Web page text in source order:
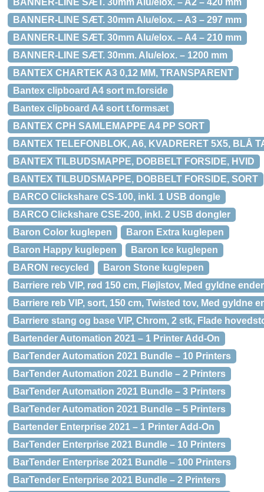
BANNER-LINE SÆT. 30mm Alu/elox. – A2 – 420 mm
BANNER-LINE SÆT. 30mm Alu/elox. – A3 – 297 mm
BANNER-LINE SÆT. 30mm Alu/elox. – A4 – 210 mm
BANNER-LINE SÆT. 30mm. Alu/elox. – 1200 mm
BANTEX CHARTEK A3 0,12 MM, TRANSPARENT
Bantex clipboard A4 sort m.forside
Bantex clipboard A4 sort t.formsæt
BANTEX CPH SAMLEMAPPE A4 PP SORT
BANTEX TELEFONBLOK, A6, KVADRERET 5X5, BLÅ
BANTEX TILBUDSMAPPE, DOBBELT FORSIDE, HVID
BANTEX TILBUDSMAPPE, DOBBELT FORSIDE, SORT
BARCO Clickshare CS-100, inkl. 1 USB dongle
BARCO Clickshare CSE-200, inkl. 2 USB dongler
Baron Color kuglepen
Baron Extra kuglepen
Baron Happy kuglepen
Baron Ice kuglepen
BARON recycled
Baron Stone kuglepen
Barriere reb VIP, rød 150 cm, Fløjlstov, Med gyldne
Barriere reb VIP, sort, 150 cm, Twisted tov, Med gyldne
Barriere stang og base VIP, Chrom, 2 stk, Flade
Bartender Automation 2021 – 1 Printer Add-On
BarTender Automation 2021 Bundle – 10 Printers
BarTender Automation 2021 Bundle – 2 Printers
BarTender Automation 2021 Bundle – 3 Printers
BarTender Automation 2021 Bundle – 5 Printers
Bartender Enterprise 2021 – 1 Printer Add-On
BarTender Enterprise 2021 Bundle – 10 Printers
BarTender Enterprise 2021 Bundle – 100 Printers
BarTender Enterprise 2021 Bundle – 2 Printers